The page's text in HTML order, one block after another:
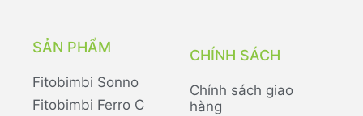
SẢN PHẨM
Fitobimbi Sonno
Fitobimbi Ferro C
CHÍNH SÁCH
Chính sách giao
hàng